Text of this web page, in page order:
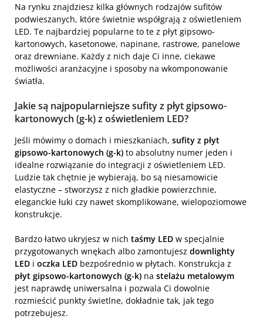
Na rynku znajdziesz kilka głównych rodzajów sufitów
podwieszanych, które świetnie współgrają z oświetleniem
LED. Te najbardziej popularne to te z płyt gipsowo-
kartonowych, kasetonowe, napinane, rastrowe, panelowe
oraz drewniane. Każdy z nich daje Ci inne, ciekawe
możliwości aranżacyjne i sposoby na wkomponowanie
światła.
Jakie są najpopularniejsze sufity z płyt gipsowo-
kartonowych (g-k) z oświetleniem LED?
Jeśli mówimy o domach i mieszkaniach, sufity z płyt
gipsowo-kartonowych (g-k) to absolutny numer jeden i
idealne rozwiązanie do integracji z oświetleniem LED.
Ludzie tak chętnie je wybierają, bo są niesamowicie
elastyczne – stworzysz z nich gładkie powierzchnie,
eleganckie łuki czy nawet skomplikowane, wielopoziomowe
konstrukcje.
Bardzo łatwo ukryjesz w nich taśmy LED w specjalnie
przygotowanych wnękach albo zamontujesz downlighty
LED i oczka LED bezpośrednio w płytach. Konstrukcja z
płyt gipsowo-kartonowych (g-k) na stelażu metalowym
jest naprawdę uniwersalna i pozwala Ci dowolnie
rozmieścić punkty świetlne, dokładnie tak, jak tego
potrzebujesz.